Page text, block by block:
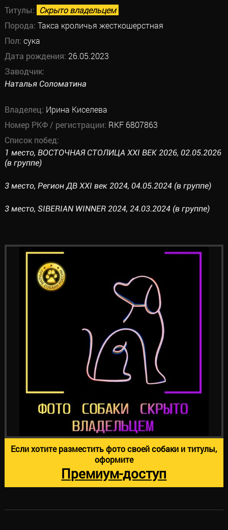
Титулы: Скрыто владельцем
Порода: Такса кроличья жесткошерстная
Пол: сука
Дата рождения: 26.05.2023
Заводчик:
Наталья Соломатина
Владелец: Ирина Киселева
Номер РКФ / регистрации: RKF 6807863
Список побед:
1 место, ВОСТОЧНАЯ СТОЛИЦА XXI ВЕК 2026, 02.05.2026
(в группе)
3 место, Регион ДВ XXI век 2024, 04.05.2024 (в группе)
3 место, SIBERIAN WINNER 2024, 24.03.2024 (в группе)
Если хотите разместить фото своей собаки и титулы,
оформите
Премиум-доступ